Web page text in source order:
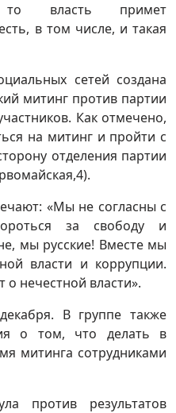
то власть примет
в том числе, и такая
сетей создана
митинг против партии
Как отмечено,
на митинг и пройти с
отделения партии
«Мы не согласны с
за свободу и
мы русские! Вместе мы
власти и коррупции.
нечестной власти».
В группе также
о том, что делать в
митинга сотрудниками
против результатов